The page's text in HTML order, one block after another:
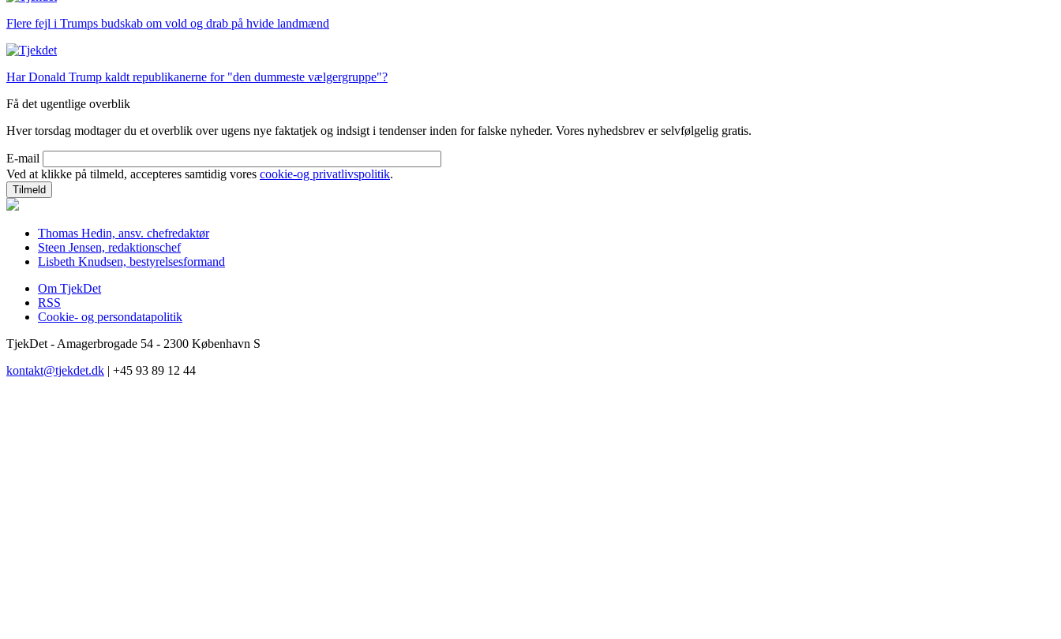
Flere fejl i Trumps budskab om vold og drab på hvide landmænd
Har Donald Trump kaldt republikanerne for "den dummeste vælgergruppe"?
Få det ugentlige overblik
Hver torsdag modtager du et overblik over ugens nye faktatjek og indsigt i tendenser inden for falske nyheder. Vores nyhedsbrev er selvfølgelig gratis.
E-mail
Ved at klikke på tilmeld, accepteres samtidig vores cookie-og privatlivspolitik.
Thomas Hedin, ansv. chefredaktør
Steen Jensen, redaktionschef
Lisbeth Knudsen, bestyrelsesformand
Om TjekDet
RSS
Cookie- og persondatapolitik
TjekDet - Amagerbrogade 54 - 2300 København S
kontakt@tjekdet.dk | +45 93 89 12 44